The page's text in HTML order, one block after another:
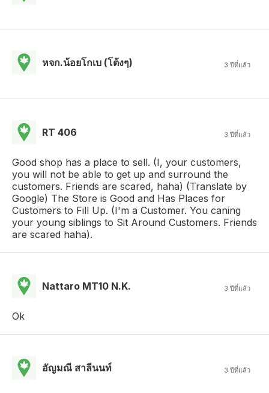
หจก.น้อยโกเบ (โต้งๆ) 3 ปีที่แล้ว
RT 406 3 ปีที่แล้ว
Good shop has a place to sell. (I, your customers,
you will not be able to get up and surround the
customers. Friends are scared, haha) (Translate by
Google) The Store is Good and Has Places for
Customers to Fill Up. (I'm a Customer. You caning
your young siblings to Sit Around Customers. Friends
are scared haha).
Nattaro MT10 N.K. 3 ปีที่แล้ว
Ok
อัญมณี สาลีนนท์ 3 ปีที่แล้ว